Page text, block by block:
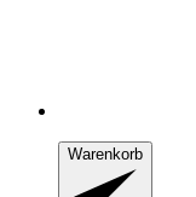
Warenkorb